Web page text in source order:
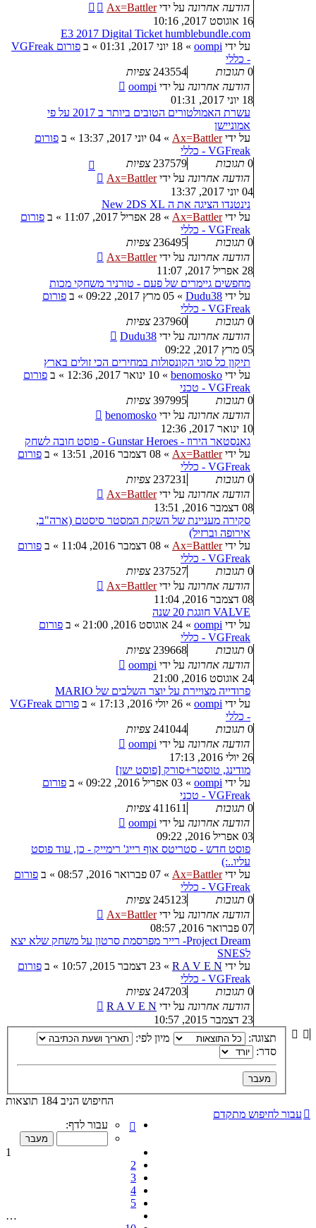
הודעה אחרונה על ידיAx=Battler
16 אוגוסט 2017, 10:16
E3 2017 Digital Ticket humblebundle.com
על ידי oompi
» 18 יוני 2017, 01:31 » ב
פורום VGFreak
- כללי
0 תגובות 243554 צפיות
הודעה אחרונה על ידי oompi
18 יוני 2017, 01:31
עשרת האמולטורים הטובים ביותר ב 2017 על פי
אמוניישן
על ידיAx=Battler
» 04 יוני 2017, 13:37 » ב פורום
VGFreak - כללי
0 תגובות 237579 צפיות
הודעה אחרונה על ידיAx=Battler
04 יוני 2017, 13:37
נינטנדו הציגה את ה New 2DS XL
על ידיAx=Battler
» 28 אפריל 2017, 11:07 » ב פורום
VGFreak - כללי
0 תגובות 236495 צפיות
הודעה אחרונה על ידיAx=Battler
28 אפריל 2017, 11:07
מחפשים גיימרים של פעם - טורניר משחקי מכות
על ידי Dudu38
» 05 מרץ 2017, 09:22 » ב פורום
VGFreak - כללי
0 תגובות 237960 צפיות
הודעה אחרונה על ידי Dudu38
05 מרץ 2017, 09:22
תיקון כל סוגי הקונסולות במחירים הכי זולים בארץ
על ידי benomosko
» 10 ינואר 2017, 12:36 » ב פורום
VGFreak - טכני
0 תגובות 397995 צפיות
הודעה אחרונה על ידי benomosko
10 ינואר 2017, 12:36
גאנסטאר הירוז - Gunstar Heroes - פוסט חובה לשחק
על ידיAx=Battler
» 08 דצמבר 2016, 13:51 » ב פורום
VGFreak - כללי
0 תגובות 237231 צפיות
הודעה אחרונה על ידיAx=Battler
08 דצמבר 2016, 13:51
סקירה מעניינת של השקת המסטר סיסטם (ארה"ב,
אירופה וברזיל)
על ידיAx=Battler
» 08 דצמבר 2016, 11:04 » ב פורום
VGFreak - כללי
0 תגובות 237527 צפיות
הודעה אחרונה על ידיAx=Battler
08 דצמבר 2016, 11:04
VALVE חוגגת 20 שנה
על ידי oompi
» 24 אוגוסט 2016, 21:00 » ב פורום
VGFreak - כללי
0 תגובות 239668 צפיות
הודעה אחרונה על ידי oompi
24 אוגוסט 2016, 21:00
פרודייה מצויירת על יוצר השלבים של MARIO
על ידי oompi
» 26 יולי 2016, 17:13 » ב
פורום VGFreak
- כללי
0 תגובות 241044 צפיות
הודעה אחרונה על ידי oompi
26 יולי 2016, 17:13
מודינג, טוסטר+סורק [פוסט ישן]
על ידי oompi
» 03 אפריל 2016, 09:22 » ב פורום
VGFreak - טכני
0 תגובות 411611 צפיות
הודעה אחרונה על ידי oompi
03 אפריל 2016, 09:22
פוסט חדש - סטריטס אוף רייג' רימייק - כן, עוד פוסט
עליו..:)
על ידיAx=Battler
» 07 פברואר 2016, 08:57 » ב פורום
VGFreak - כללי
0 תגובות 245123 צפיות
הודעה אחרונה על ידיAx=Battler
07 פברואר 2016, 08:57
Project Dream- רייר מפרסמת סרטון על משחק שלא יצא
לSNES
על ידי R A V E N
» 23 דצמבר 2015, 10:57 » ב פורום
VGFreak - כללי
0 תגובות 247203 צפיות
הודעה אחרונה על ידי R A V E N
23 דצמבר 2015, 10:57
תצוגה:
מיון לפי:
סדר:
החיפוש הניב 184 תוצאות
דף
מתוך
10
עבור לדף:
1
2
3
4
5
…
עבור לחיפוש מתקדם